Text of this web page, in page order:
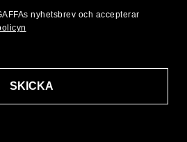
SKICKA
nyhetsbrev och accepterar